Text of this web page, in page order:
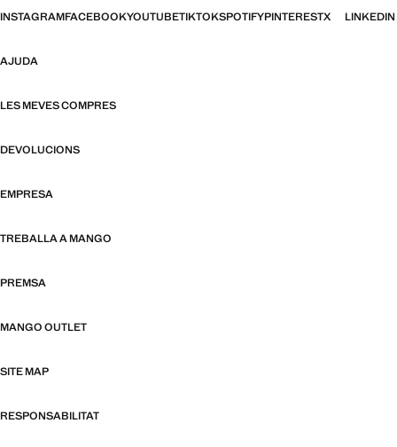
INSTAGRAMFACEBOOKYOUTUBETIKTOKSPOTIFYPINTERESTX LINKEDIN
AJUDA
LES MEVES COMPRES
DEVOLUCIONS
EMPRESA
TREBALLA A MANGO
PREMSA
MANGO OUTLET
SITE MAP
RESPONSABILITAT